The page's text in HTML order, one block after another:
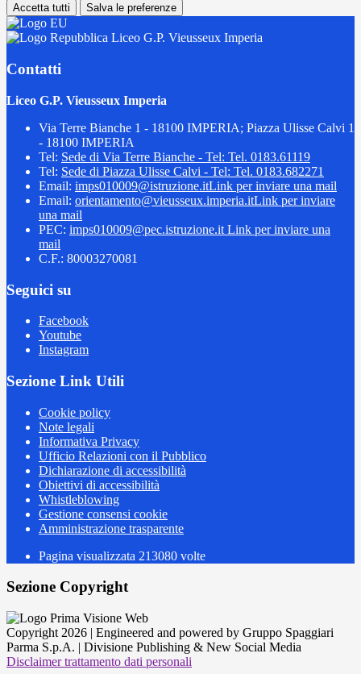
Accetta tutti Salva le preferenze
Liceo G.P. Vieusseux Imperia
Contatti
Liceo G.P. Vieusseux Imperia
Via Terre Bianche 1 - 18100 IMPERIA; Piazza Ulisse Calvi 1
- 18100 IMPERIA
Tel: Sede di Via Terre Bianche - Tel: Tel. 0183.61119
Tel: Sede di Piazza Ulisse Calvi - Tel: Tel. 0183.682271
Email: imps010009@istruzione.itLink per inviare una mail
Email: orientamento@vieusseux.imperia.itLink per inviare
una mail
PEC: imps010009@pec.istruzione.it Link per inviare una
mail
C.F.: 80003270081
Seguici su
Facebook
Youtube
Instagram
Sezione Link Utili
Cookie policy
Note legali
Informativa Privacy
Ufficio Relazioni con il Pubblico
Dichiarazione di accessibilità
Obiettivi di accessibilità
Whistleblowing
Gestione consensi cookie
Amministrazione trasparente
Pagina visualizzata 213080 volte
Sezione Copyright
Copyright 2026 | Engineered and powered by Gruppo Spaggiari
Parma S.p.A. | Divisione Publishing & New Social Media
Disclaimer trattamento dati personali